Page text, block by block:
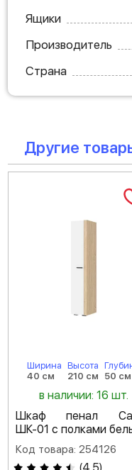
Ящики
Производитель
Страна
Другие
Ширина
40 см
Высота
210 см
50 см
в наличии: 16 шт.
Шкаф пенал
ШК-01 с полками
Код товара: 254126